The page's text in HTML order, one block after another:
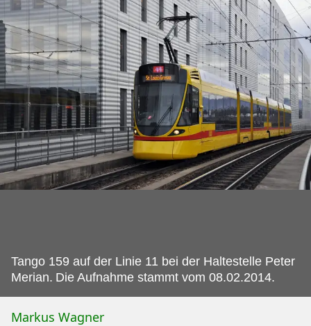
Tango 159 auf der Linie 11 bei der Haltestelle Peter
Merian. Die Aufnahme stammt vom 08.02.2014.
Markus Wagner